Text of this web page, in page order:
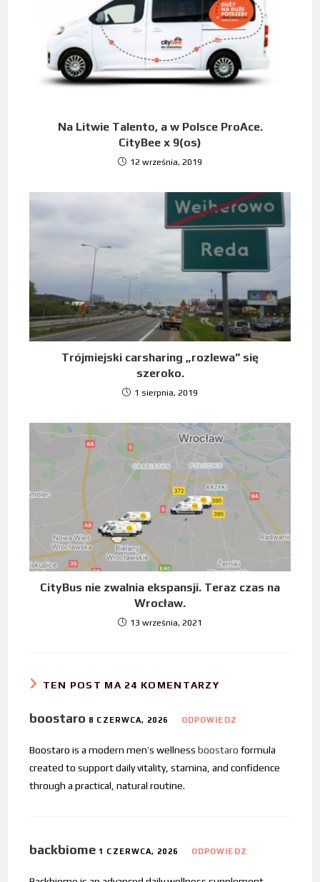
Na Litwie Talento, a w Polsce ProAce.
CityBee x 9(os)
12 września, 2019
Trójmiejski carsharing „rozlewa” się
szeroko.
1 sierpnia, 2019
CityBus nie zwalnia ekspansji. Teraz czas na
Wrocław.
13 września, 2021
TEN POST MA 24 KOMENTARZY
boostaro 8 CZERWCA, 2026 ODPOWIEDZ
Boostaro is a modern men’s wellnessboostaro formula
created to support daily vitality, stamina, and confidence
through a practical, natural routine.
backbiome 1 CZERWCA, 2026 ODPOWIEDZ